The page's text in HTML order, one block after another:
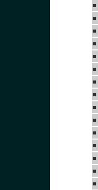
■
■
■
■
■
■
■
■
■
■
■
■
■
■
■